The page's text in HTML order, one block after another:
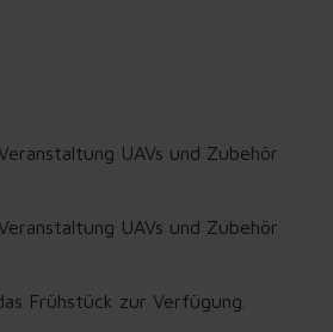
UAVs und Zubehör
UAVs und Zubehör
Frühstück zur Verfügung.